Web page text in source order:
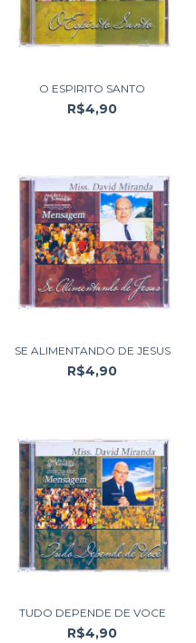
O ESPIRITO SANTO
R$4,90
SE ALIMENTANDO DE JESUS
R$4,90
TUDO DEPENDE DE VOCE
R$4,90